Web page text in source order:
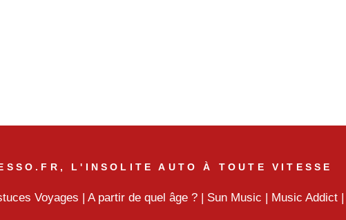
L'INSOLITE AUTO À TOUTE VITESSE
Voyages | A partir de quel âge ? | Sun Music | Music Addict |